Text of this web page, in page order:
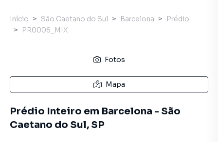
Início São Caetano do Sul Barcelona
Prédio
PR0006_MIX
Fotos
Mapa
Prédio Inteiro em Barcelona - São
Caetano do Sul, SP